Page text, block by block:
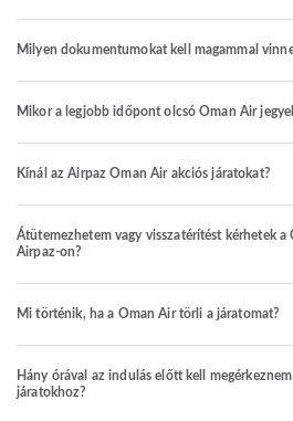
Milyen dokumentumokat kell magammal
Mikor a legjobb időpont olcsó Oman Air
Kínál az Airpaz Oman Air akciós járatokat?
Átütemezhetem vagy visszatérítést kérhetek a
Airpaz-on?
Mi történik, ha a Oman Air törli a járatomat?
Hány órával az indulás előtt kell
járatokhoz?